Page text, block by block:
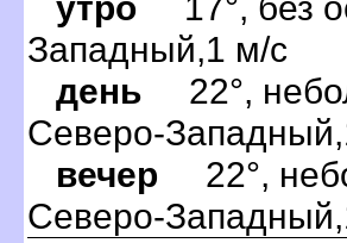
Западный,1 м/с
день 22°,
Северо-
вечер 22°,
Северо-